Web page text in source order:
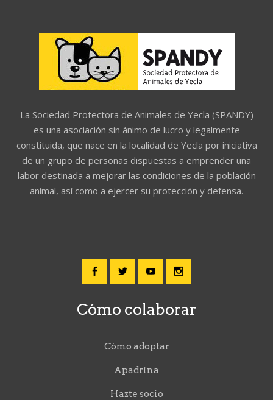
La Sociedad Protectora de Animales de Yecla (SPANDY)
es una asociación sin ánimo de lucro y legalmente
constituida, que nace en la localidad de Yecla por iniciativa
de un grupo de personas dispuestas a emprender una
labor destinada a mejorar las condiciones de la población
animal, así como a ejercer su protección y defensa.
Cómo colaborar
Cómo adoptar
Apadrina
Hazte socio